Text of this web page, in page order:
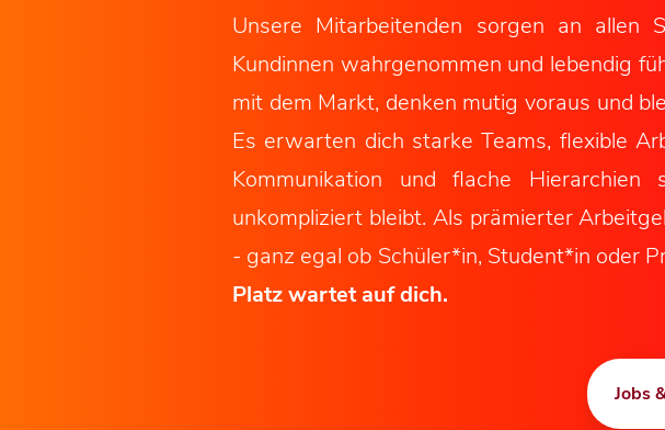
Unsere Mitarbeitenden sorgen an allen
Kundinnen wahrgenommen und lebendig
mit dem Markt, denken mutig voraus und
Es erwarten dich starke Teams, flexible
Kommunikation und flache
unkompliziert bleibt. Als prämierter
- ganz egal ob Schüler*in, Student*in oder
Platz wartet auf dich.
Jobs